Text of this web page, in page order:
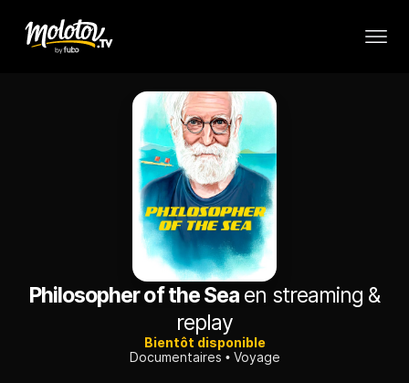
Philosopher of the Sea en streaming &
replay
Bientôt disponible
Documentaires
Voyage